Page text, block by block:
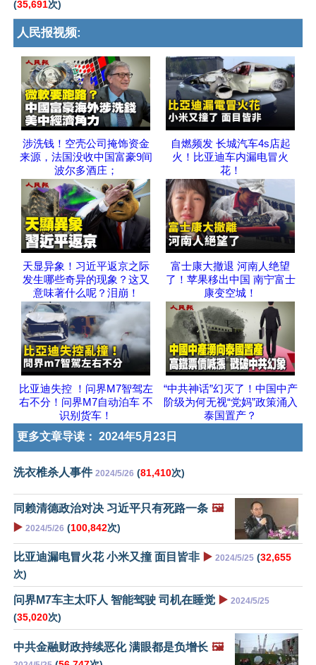
(35,691次)
人民报视频:
涉洗钱！空壳公司掩饰资金
来源，法国没收中国富豪9间
波尔多酒庄；
自燃频发 长城汽车4s店起
火！比亚迪车内漏电冒火
花！
天显异象！习近平返京之际
发生哪些奇异的现象？这又
意味著什么呢？泪崩！
富士康大撤退 河南人绝望
了！苹果移出中国 南宁富士
康变空城！
比亚迪失控 ！问界M7智驾左
右不分！问界M7自动泊车 不
识别货车！
“中共神话”幻灭了！中国中产
阶级为何无视“党妈”政策涌入
泰国置产？
更多文章导读： 2024年5月23日
洗衣椎杀人事件 2024/5/26 (81,410次)
同赖清德政治对决 习近平只有死路一条 🖼️
▶️ 2024/5/26 (100,842次)
比亚迪漏电冒火花 小米又撞 面目皆非 ▶️ 2024/5/25 (32,655
次)
问界M7车主太吓人 智能驾驶 司机在睡觉 ▶️ 2024/5/25
(35,020次)
中共金融财政持续恶化 满眼都是负增长 🖼️